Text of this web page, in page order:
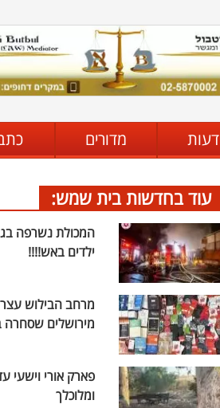
דעות מדורים
עוד בחדשות בית שמש:
המכולת נשרפה
ילדים באש!!!!
מרחב הבילוש
מירושלים שסחרה
פארק אורי וישעי
ומלוכלך